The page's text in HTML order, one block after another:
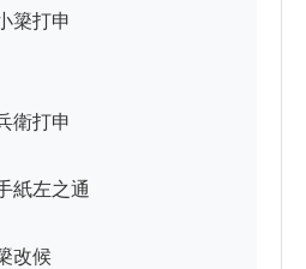
簗打申
衛打申
紙左之通
改候